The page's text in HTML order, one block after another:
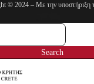
© 2024 – Με την υποστήριξη
Search